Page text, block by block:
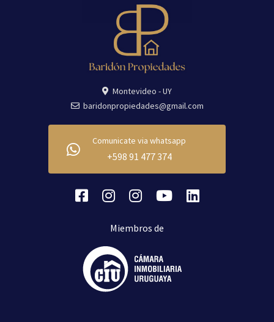
Montevideo - UY
baridonpropiedades@gmail.com
Comunicate via whatsapp
+598 91 477 374
Miembros de